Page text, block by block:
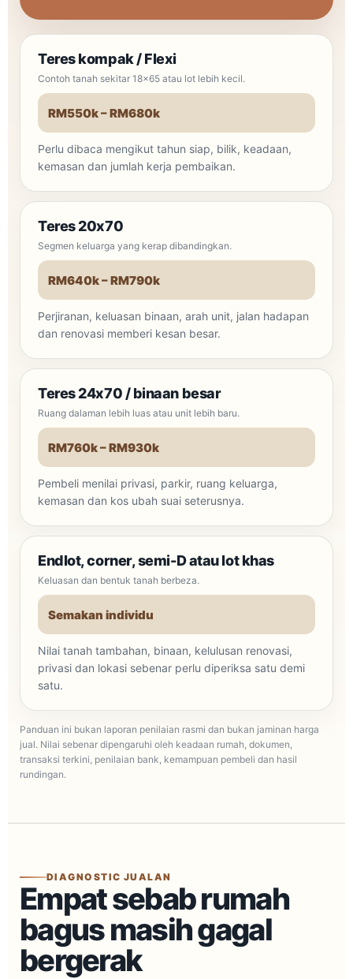
Teres kompak / Flexi
Contoh tanah sekitar 18x65 atau lot lebih kecil.
RM550k – RM680k
Perlu dibaca mengikut tahun siap, bilik, keadaan,
kemasan dan jumlah kerja pembaikan.
Teres 20x70
Segmen keluarga yang kerap dibandingkan.
RM640k – RM790k
Perjiranan, keluasan binaan, arah unit, jalan hadapan
dan renovasi memberi kesan besar.
Teres 24x70 / binaan besar
Ruang dalaman lebih luas atau unit lebih baru.
RM760k – RM930k
Pembeli menilai privasi, parkir, ruang keluarga,
kemasan dan kos ubah suai seterusnya.
Endlot, corner, semi-D atau lot khas
Keluasan dan bentuk tanah berbeza.
Semakan individu
Nilai tanah tambahan, binaan, kelulusan renovasi,
privasi dan lokasi sebenar perlu diperiksa satu demi
satu.
Panduan ini bukan laporan penilaian rasmi dan bukan jaminan harga
jual. Nilai sebenar dipengaruhi oleh keadaan rumah, dokumen,
transaksi terkini, penilaian bank, kemampuan pembeli dan hasil
rundingan.
DIAGNOSTIC JUALAN
Empat sebab rumah
bagus masih gagal
bergerak